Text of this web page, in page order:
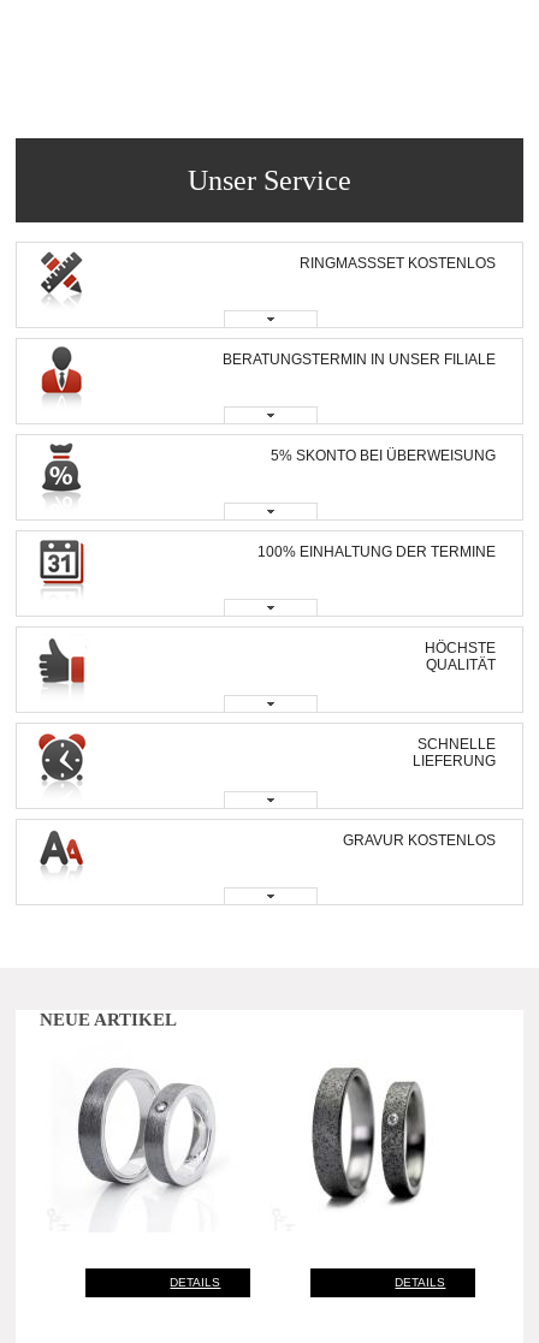
Unser Service
RINGMASSSET KOSTENLOS
BERATUNGSTERMIN IN UNSER FILIALE
5% SKONTO BEI ÜBERWEISUNG
100% EINHALTUNG DER TERMINE
HÖCHSTE
QUALITÄT
SCHNELLE
LIEFERUNG
GRAVUR KOSTENLOS
NEUE ARTIKEL
DETAILS DETAILS